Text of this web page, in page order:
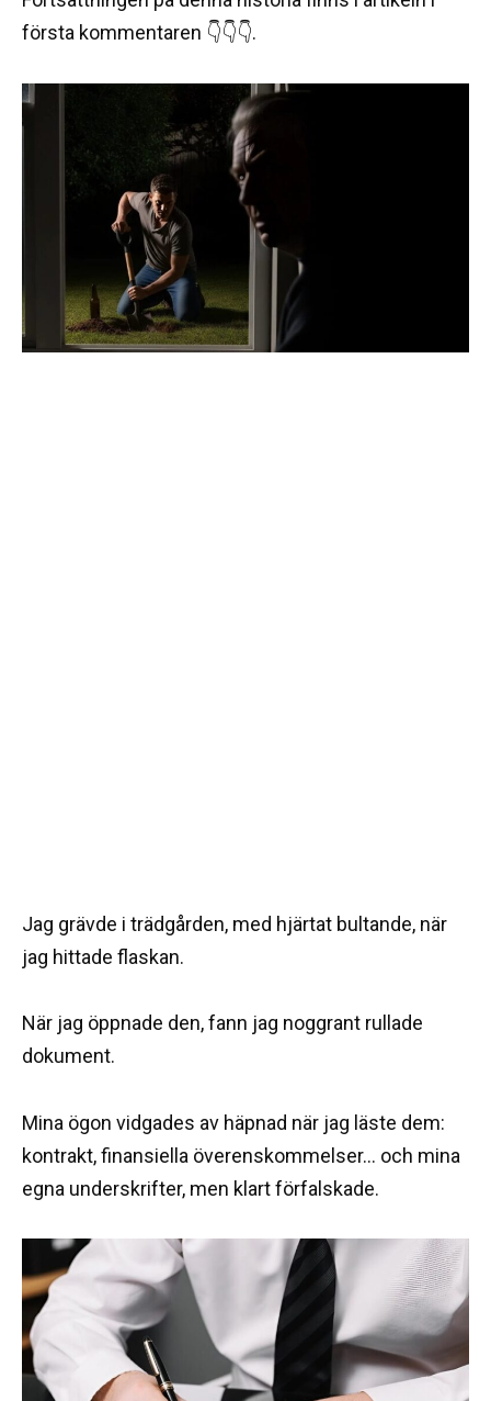
första kommentaren 👇👇👇.
Jag grävde i trädgården, med hjärtat bultande, när
jag hittade flaskan.
När jag öppnade den, fann jag noggrant rullade
dokument.
Mina ögon vidgades av häpnad när jag läste dem:
kontrakt, finansiella överenskommelser… och mina
egna underskrifter, men klart förfalskade.